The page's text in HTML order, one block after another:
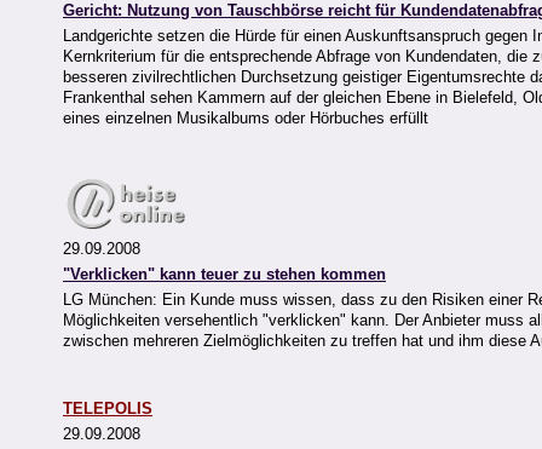
Gericht: Nutzung von Tauschbörse reicht für
Landgerichte setzen die Hürde für einen Auskunftsanspruch
Kernkriterium für die entsprechende Abfrage von Kundendaten,
besseren zivilrechtlichen Durchsetzung geistiger Eigentumsrechte
Frankenthal sehen Kammern auf der gleichen Ebene in Bielefeld,
eines einzelnen Musikalbums oder Hörbuches erfüllt
29.09.2008
"Verklicken" kann teuer zu stehen kommen
LG München: Ein Kunde muss wissen, dass zu den Risiken einer
Möglichkeiten versehentlich "verklicken" kann. Der Anbieter muss
zwischen mehreren Zielmöglichkeiten zu treffen hat und ihm diese
TELEPOLIS
29.09.2008